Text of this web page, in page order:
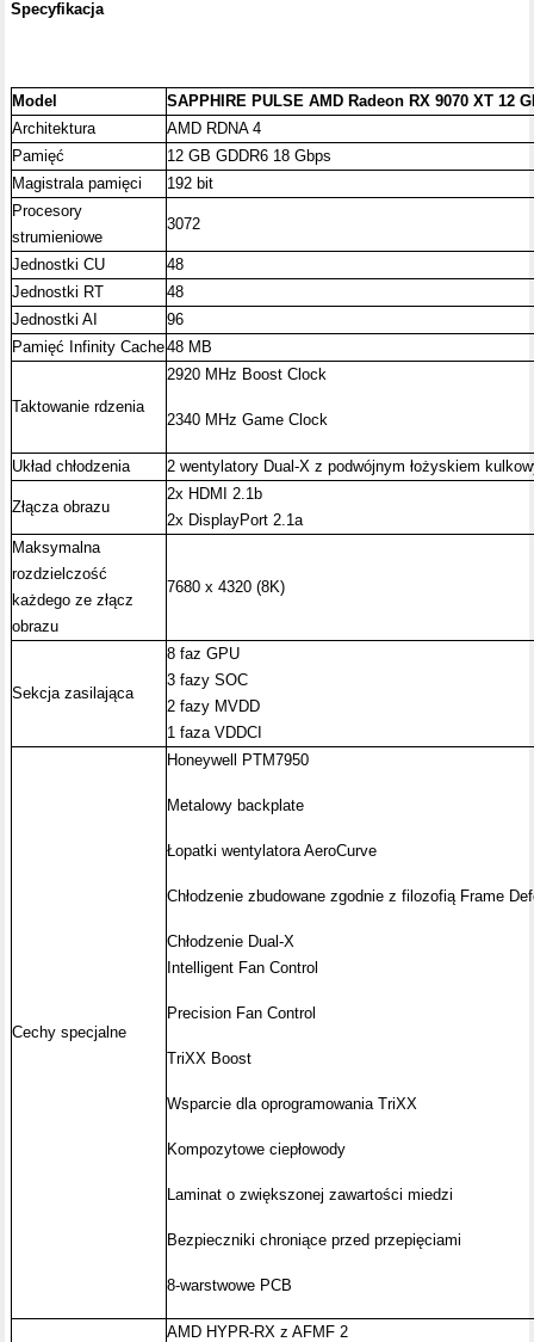
Specyfikacja
Model
SAPPHIRE PULSE AMD Radeon RX 9070 XT 12
Architektura
AMD RDNA 4
Pamięć
12 GB GDDR6 18 Gbps
Magistrala pamięci
192 bit
Procesory
strumieniowe
3072
Jednostki CU
48
Jednostki RT
48
Jednostki AI
96
Pamięć Infinity Cache48 MB
Taktowanie rdzenia
2920 MHz Boost Clock
2340 MHz Game Clock
Układ chłodzenia 2 wentylatory Dual-X z podwójnym łożyskiem
Złącza obrazu
2x HDMI 2.1b
2x DisplayPort 2.1a
Maksymalna
rozdzielczość
każdego ze złącz
obrazu
7680 x 4320 (8K)
Sekcja zasilająca
8 faz GPU
3 fazy SOC
2 fazy MVDD
1 faza VDDCI
Cechy specjalne
Honeywell PTM7950
Metalowy backplate
Łopatki wentylatora AeroCurve
Chłodzenie zbudowane zgodnie z filozofią Frame
Chłodzenie Dual-X
Intelligent Fan Control
Precision Fan Control
TriXX Boost
Wsparcie dla oprogramowania TriXX
Kompozytowe ciepłowody
Laminat o zwiększonej zawartości miedzi
Bezpieczniki chroniące przed przepięciami
8-warstwowe PCB
AMD HYPR-RX z AFMF 2